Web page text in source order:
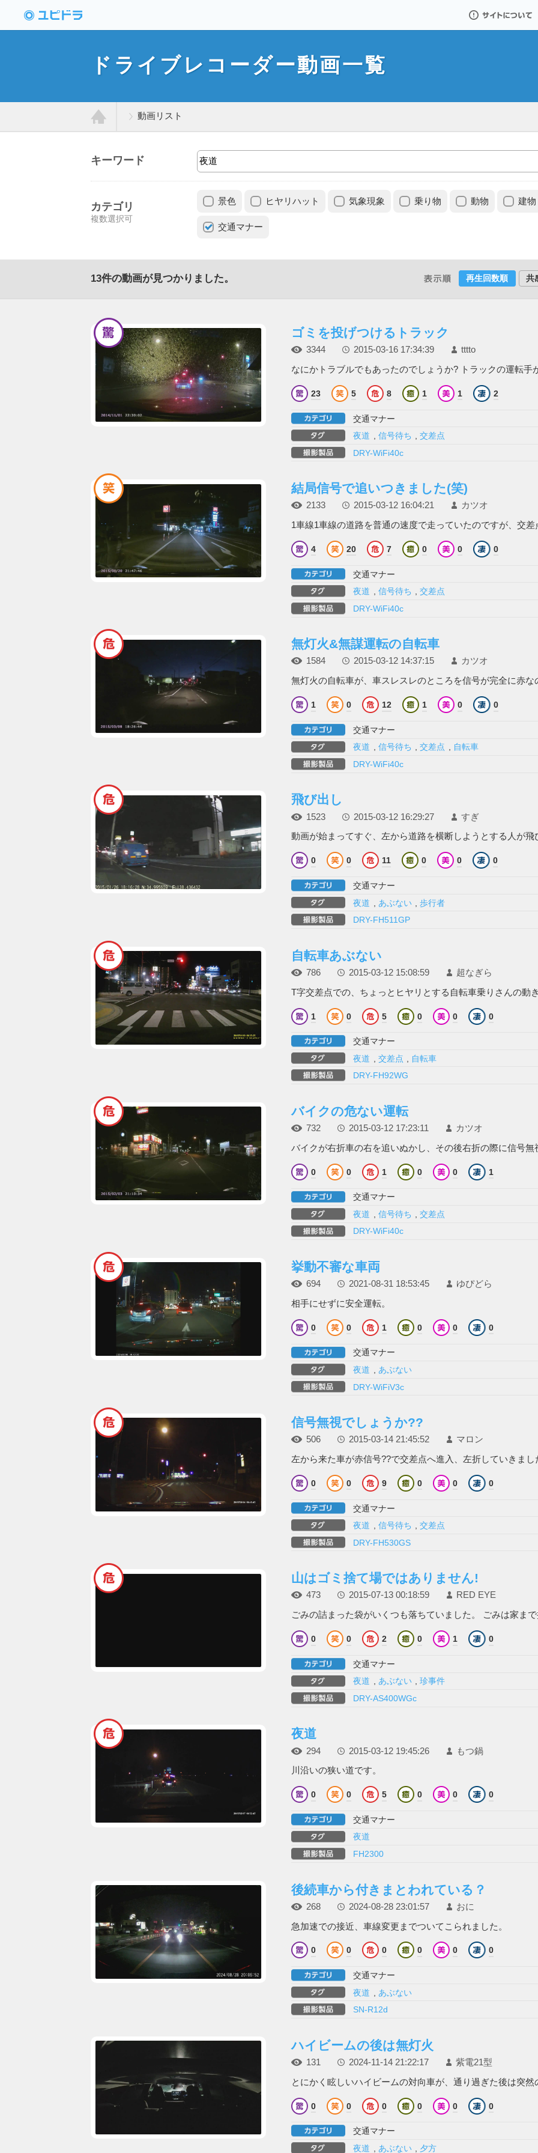
ドライブレコーダー動画一覧
ム
動画リスト
キーワード
カテゴリ
複数選択可
景色 ヒヤリハット 気象現象 乗り物 動物 建物
交通マナー
13件の動画が見つかりました。 再生回数順 共
ゴミを投げつけるトラック
3344 2015-03-16 17:34:39 tttto
なにかトラブルでもあったのでしょうか? トラックの運転手
23 5 8 1 1 2
交通マナー
夜道
信号待ち ,交差点
DRY-WiFi40c
結局信号で追いつきました(笑)
2133 2015-03-12 16:04:21 カツオ
1車線1車線の道路を普通の速度で走っていたのですが、交
4 20 7 0 0 0
交通マナー
夜道 , 信号待ち ,交差点
DRY-WiFi40c
無灯火&無謀運転の自転車
1584 2015-03-12 14:37:15 カツオ
無灯火の自転車が、車スレスレのところを信号が完全に赤
1 0 12 1 0 0
交通マナー
夜道 , 信号待ち ,交差点 , 自転車
DRY-WiFi40c
飛び出し
1523 2015-03-12 16:29:27 すぎ
動画が始まってすぐ、左から道路を横断しようとする人が
0 0 11 0 0 0
交通マナー
夜道
あぶない ,歩行者
DRY-FH511GP
自転車あぶない
786 2015-03-12 15:08:59 超なぎら
T字交差点での、ちょっとヒヤリとする自転車乗りさんの動
1 0 5 0 0 0
交通マナー
夜道
交差点
自転車
DRY-FH92WG
バイクの危ない運転
732 2015-03-12 17:23:11 カツオ
バイクが右折車の右を追いぬかし、その後右折の際に信号無
0 0 1 0 0 1
交通マナー
夜道
信号待ち ,交差点
DRY-WiFi40c
挙動不審な車両
694 2021-08-31 18:53:45 ゆぴどら
相手にせずに安全運転。
0 0 1 0 0 0
交通マナー
夜道
あぶない
DRY-WiFiV3c
信号無視でしょうか??
506 2015-03-14 21:45:52 マロン
左から来た車が赤信号??で交差点へ進入、左折していきま
0 0 9 0 0 0
交通マナー
夜道
信号待ち ,交差点
DRY-FH530GS
山はゴミ捨て場ではありません!
473 2015-07-13 00:18:59 RED EYE
ごみの詰まった袋がいくつも落ちていました。 ごみは家ま
0 0 2 0 1 0
交通マナー
夜道 , あぶない ,珍事件
DRY-AS400WGc
夜道
294 2015-03-12 19:45:26 もつ鍋
川沿いの狭い道です。
0 0 5 0 0 0
交通マナー
夜道
FH2300
後続車から付きまとわれている？
268 2024-08-28 23:01:57 おに
急加速での接近、車線変更までついてこられました。
0 0 0 0 0 0
交通マナー
夜道
あぶない
SN-R12d
ハイビームの後は無灯火
131 2024-11-14 21:22:17 紫電21型
とにかく眩しいハイビームの対向車が、通り過ぎた後は突然
0 0 0 0 0 0
交通マナー
夜道
あぶない 夕方